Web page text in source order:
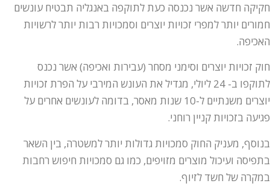
חקיקה חדשה אשר נכנסה כעת לתוקפה באנגליה תבטיח עונשים
חמורים יותר למפרי זכויות יוצרים וסמכויות רבות יותר לרשויות
האכיפה.
חוק זכויות יוצרים וסימני מסחר (עבירות ואכיפה) אשר נכנס
לתוקפו ב- 24 ליולי, מגדיל את העונש המירבי על הפרת זכויות
יוצרים משנתיים ל-10 שנות מאסר, בדומה לעונשים אחרים על
פגיעה בזכויות קניין רוחני.
בנוסף, מעניק החוק סמכויות גדולות יותר למשטרה, בין השאר
בתפיסה ועיכול מוצרים מזויפים, כמו גם סמכויות חיפוש רחבות
במקרה של חשד לזיוף.